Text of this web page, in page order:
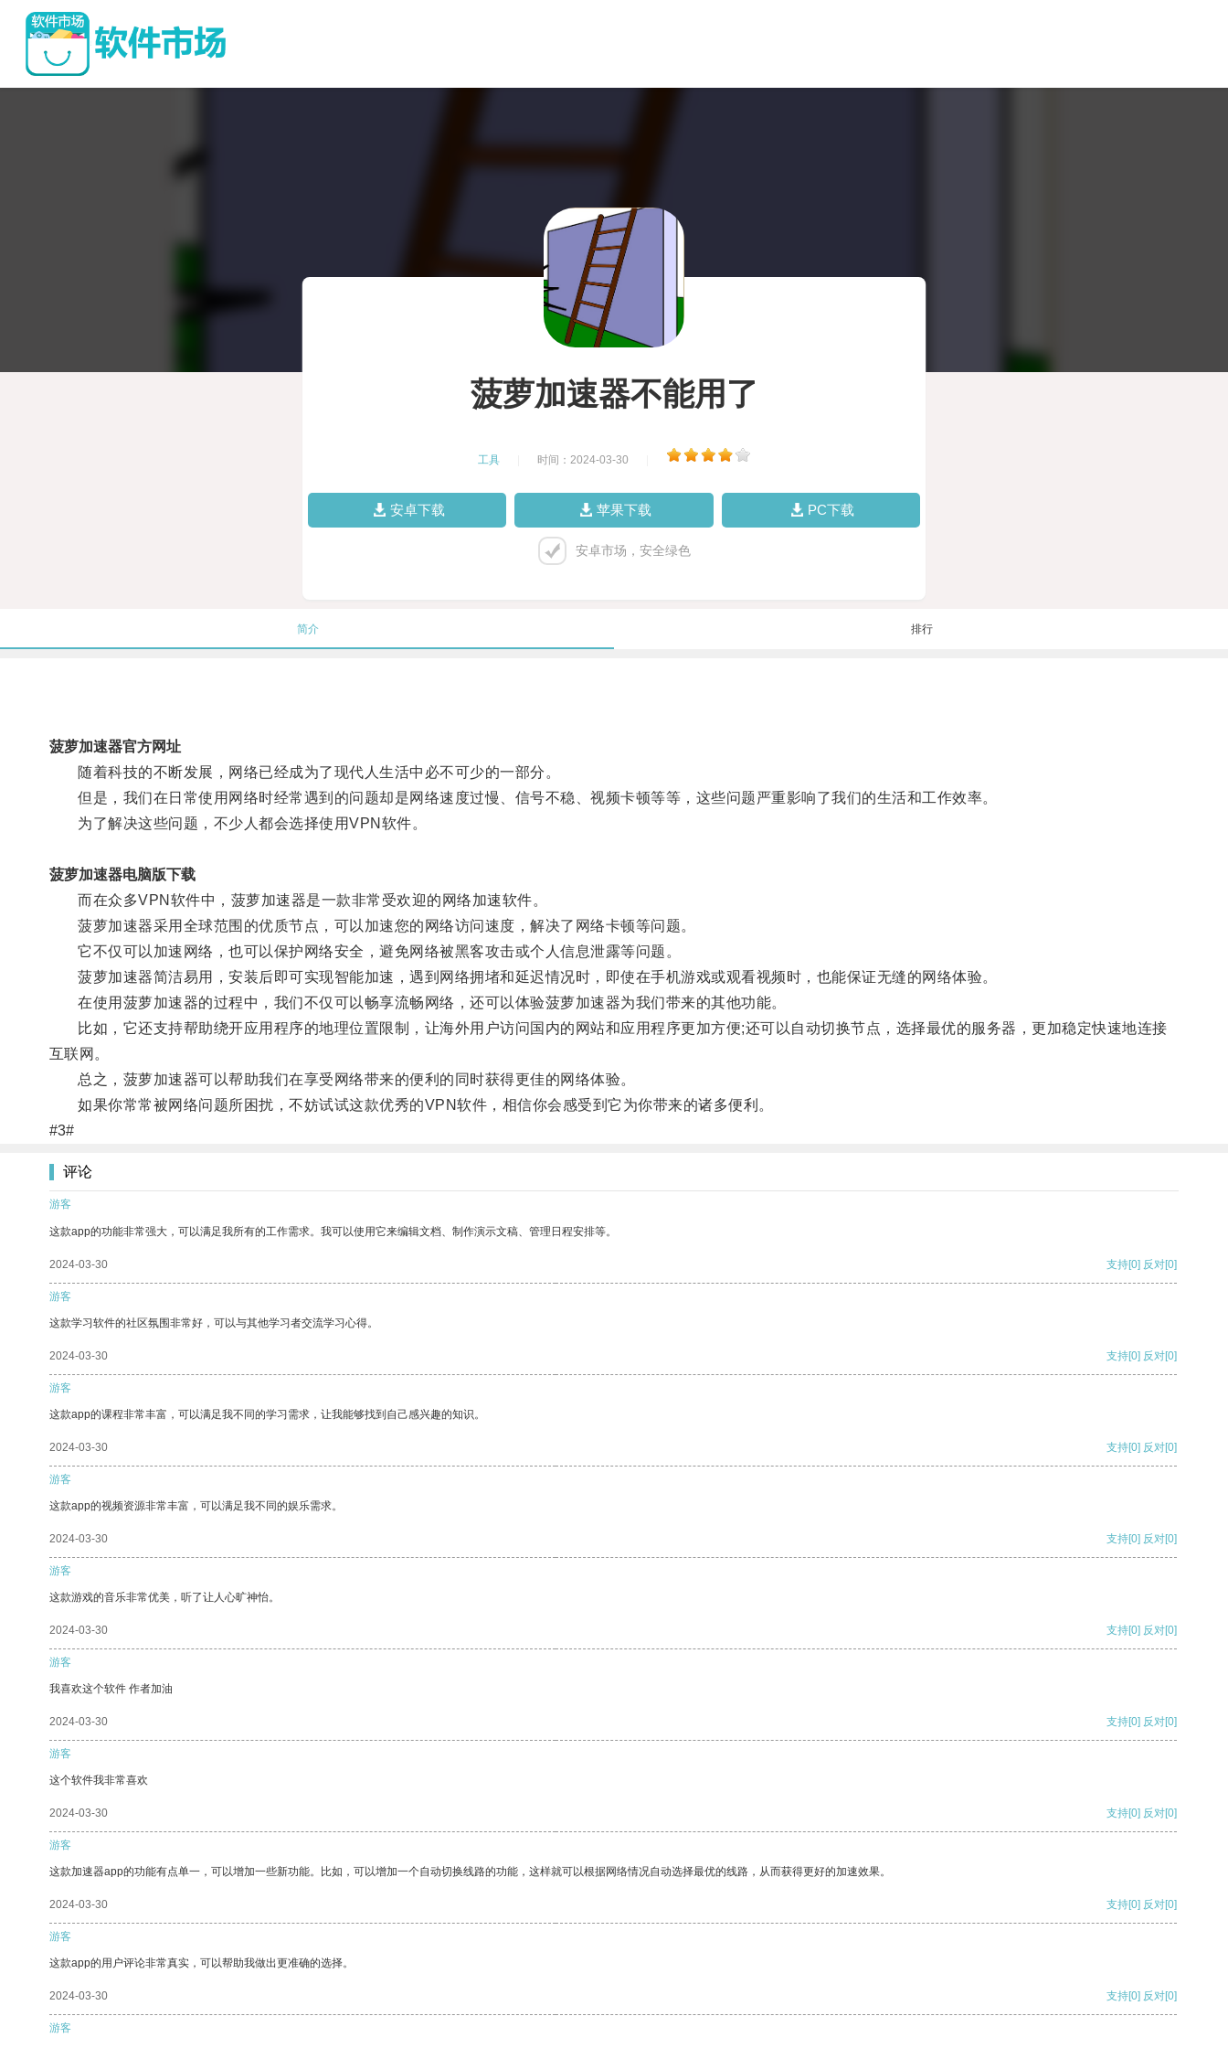
菠萝加速器不能用了
工具 时间：2024-03-30
安卓下载 苹果下载 PC下载
安卓市场，安全绿色
简介 排行
菠萝加速器官方网址
随着科技的不断发展，网络已经成为了现代人生活中必不可少的一部分。
但是，我们在日常使用网络时经常遇到的问题却是网络速度过慢、信号不稳、视频卡顿等等，这些问题严重影响了我们的生活和工作效率。
为了解决这些问题，不少人都会选择使用VPN软件。
菠萝加速器电脑版下载
而在众多VPN软件中，菠萝加速器是一款非常受欢迎的网络加速软件。
菠萝加速器采用全球范围的优质节点，可以加速您的网络访问速度，解决了网络卡顿等问题。
它不仅可以加速网络，也可以保护网络安全，避免网络被黑客攻击或个人信息泄露等问题。
菠萝加速器简洁易用，安装后即可实现智能加速，遇到网络拥堵和延迟情况时，即使在手机游戏或观看视频时，也能保证无缝的网络体验。
在使用菠萝加速器的过程中，我们不仅可以畅享流畅网络，还可以体验菠萝加速器为我们带来的其他功能。
比如，它还支持帮助绕开应用程序的地理位置限制，让海外用户访问国内的网站和应用程序更加方便;还可以自动切换节点，选择最优的服务器，更加稳定快速地连接
互联网。
总之，菠萝加速器可以帮助我们在享受网络带来的便利的同时获得更佳的网络体验。
如果你常常被网络问题所困扰，不妨试试这款优秀的VPN软件，相信你会感受到它为你带来的诸多便利。
#3#
评论
游客
这款app的功能非常强大，可以满足我所有的工作需求。我可以使用它来编辑文档、制作演示文稿、管理日程安排等。
2024-03-30 支持[0] 反对[0]
游客
这款学习软件的社区氛围非常好，可以与其他学习者交流学习心得。
2024-03-30 支持[0] 反对[0]
游客
这款app的课程非常丰富，可以满足我不同的学习需求，让我能够找到自己感兴趣的知识。
2024-03-30 支持[0] 反对[0]
游客
这款app的视频资源非常丰富，可以满足我不同的娱乐需求。
2024-03-30 支持[0] 反对[0]
游客
这款游戏的音乐非常优美，听了让人心旷神怡。
2024-03-30 支持[0] 反对[0]
游客
我喜欢这个软件 作者加油
2024-03-30 支持[0] 反对[0]
游客
这个软件我非常喜欢
2024-03-30 支持[0] 反对[0]
游客
这款加速器app的功能有点单一，可以增加一些新功能。比如，可以增加一个自动切换线路的功能，这样就可以根据网络情况自动选择最优的线路，从而获得更好的加速效果。
2024-03-30 支持[0] 反对[0]
游客
这款app的用户评论非常真实，可以帮助我做出更准确的选择。
2024-03-30 支持[0] 反对[0]
游客